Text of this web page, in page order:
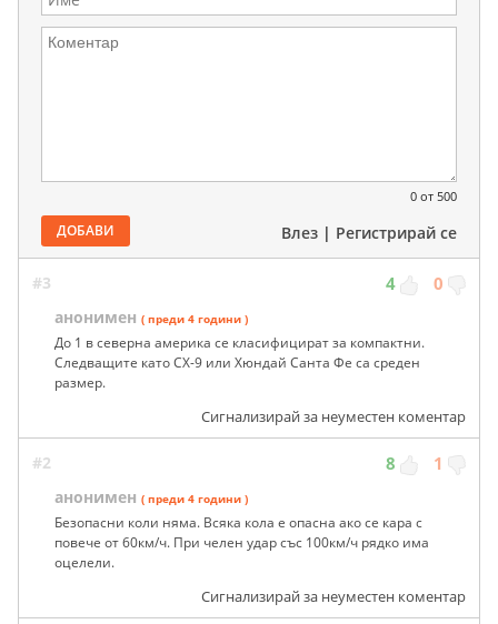
0 от 500
ДОБАВИ Влез | Регистрирай се
#3 4 0
анонимен ( преди 4 години )
До 1 в северна америка се класифицират за компактни.
Следващите като CX-9 или Хюндай Санта Фе са среден
размер.
Сигнализирай за неуместен коментар
#2 8 1
анонимен ( преди 4 години )
Безопасни коли няма. Всяка кола е опасна ако се кара с
повече от 60км/ч. При челен удар със 100км/ч рядко има
оцелели.
Сигнализирай за неуместен коментар